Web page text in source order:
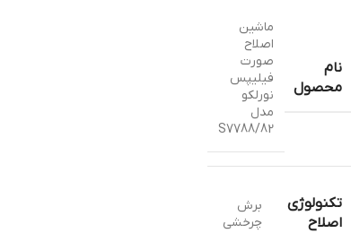
نام
محصول
ماشین
اصلاح
صورت
فیلیپس
نورلکو
مدل
S7788/82
تکنولوژی
اصلاح
برش
چرخشي